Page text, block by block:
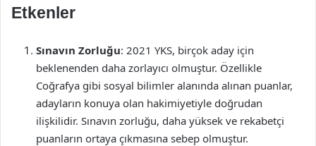
Etkenler
Sınavın Zorluğu: 2021 YKS, birçok aday için
beklenenden daha zorlayıcı olmuştur. Özellikle
Coğrafya gibi sosyal bilimler alanında alınan puanlar,
adayların konuya olan hakimiyetiyle doğrudan
ilişkilidir. Sınavın zorluğu, daha yüksek ve rekabetçi
puanların ortaya çıkmasına sebep olmuştur.